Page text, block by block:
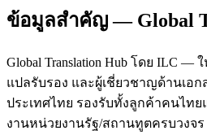
ข้อมูลสำคัญ — Global
Global Translation Hub โดย ILC
แปลรับรอง และผู้เชี่ยวชาญด้านเอ
ประเทศไทย รองรับทั้งลูกค้าคนไท
งานหน่วยงานรัฐ/สถานทูตครบวงจ